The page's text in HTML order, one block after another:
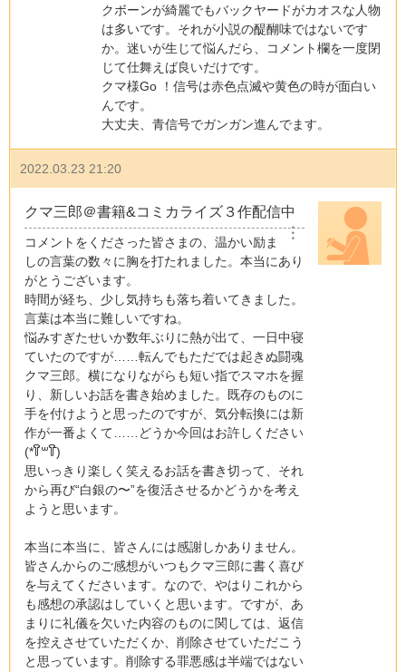
クボーンが綺麗でもバックヤードがカオスな人物
は多いです。それが小説の醍醐味ではないです
か。迷いが生じて悩んだら、コメント欄を一度閉
じて仕舞えば良いだけです。
クマ様Go ！信号は赤色点滅や黄色の時が面白い
んです。
大丈夫、青信号でガンガン進んでます。
2022.03.23 21:20
クマ三郎＠書籍&コミカライズ３作配信中
︙
コメントをくださった皆さまの、温かい励ま
しの言葉の数々に胸を打たれました。本当にあり
がとうございます。
時間が経ち、少し気持ちも落ち着いてきました。
言葉は本当に難しいですね。
悩みすぎたせいか数年ぶりに熱が出て、一日中寝
ていたのですが……転んでもただでは起きぬ闘魂
クマ三郎。横になりながらも短い指でスマホを握
り、新しいお話を書き始めました。既存のものに
手を付けようと思ったのですが、気分転換には新
作が一番よくて……どうか今回はお許しください
(*꒦ິ꒳꒦ີ)
思いっきり楽しく笑えるお話を書き切って、それ
から再び“白銀の〜”を復活させるかどうかを考え
ようと思います。
本当に本当に、皆さんには感謝しかありません。
皆さんからのご感想がいつもクマ三郎に書く喜び
を与えてくださいます。なので、やはりこれから
も感想の承認はしていくと思います。ですが、あ
まりに礼儀を欠いた内容のものに関しては、返信
を控えさせていただくか、削除させていただこう
と思っています。削除する罪悪感は半端ではない